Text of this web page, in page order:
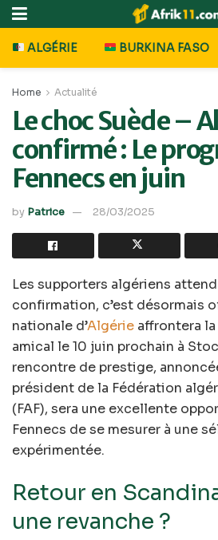
ALGÉRIE BURKINA FASO
Home Actualité
Le choc Suède –
confirmé : Le
Fennecs en juin
by Patrice 28/03/2025
Les supporters algériens
confirmation, c’est désormais
nationale d’Algérie affrontera
amical le 10 juin prochain à
rencontre de prestige,
président de la Fédération
(FAF), sera une excellente
Fennecs de se mesurer à une
expérimentée.
Retour en
une revanche ?